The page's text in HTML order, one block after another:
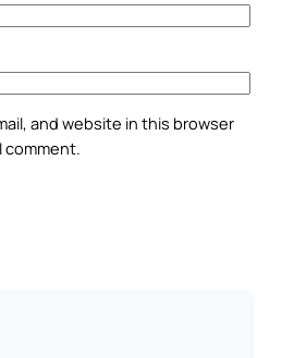
and website in this browser
comment.